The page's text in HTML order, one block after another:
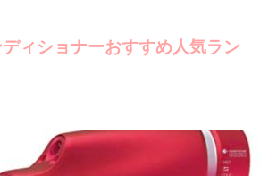
ィショナーおすすめ人気ラン